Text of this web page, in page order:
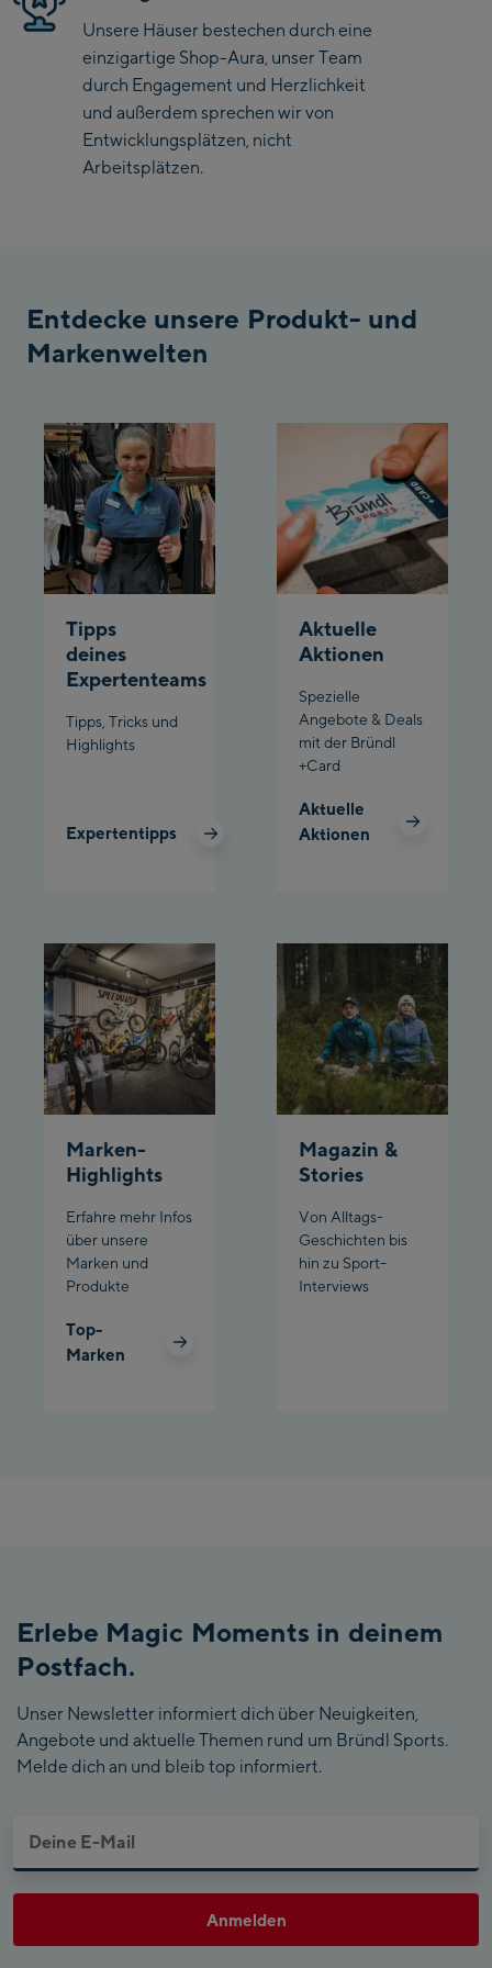
/ Valley station
Penkenbahn
Bergstation / Top
station
Ahornbahn Talstation
/Valley station
Fuegen:
Ischgl:
Ischgl Zentrum
Pardatschgratbahn
Schladming:
Planet Planai
Charly Kahr
Bikeworld Schladming
Unsere Häuser bestechen durch eine
einzigartige Shop-Aura, unser Team
durch Engagement und Herzlichkeit
und außerdem sprechen wir von
Entwicklungsplätzen, nicht
Arbeitsplätzen.
Entdecke unsere Produkt- und
Markenwelten
Tipps
deines
Expertenteams
Tipps, Tricks und
Highlights
Expertentipps
Aktuelle
Aktionen
Spezielle
Angebote & Deals
mit der Bründl
+Card
Aktuelle
Aktionen
Marken-
Highlights
Erfahre mehr Infos
über unsere
Marken und
Produkte
Top-
Marken
Magazin &
Stories
Von Alltags-
Geschichten bis
hin zu Sport-
Interviews
Erlebe Magic Moments in deinem
Postfach.
Unser Newsletter informiert dich über Neuigkeiten,
Angebote und aktuelle Themen rund um Bründl Sports.
Melde dich an und bleib top informiert.
Anmelden